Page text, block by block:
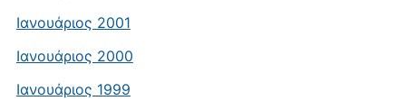
Ιανουάριος 2001
Ιανουάριος 2000
Ιανουάριος 1999